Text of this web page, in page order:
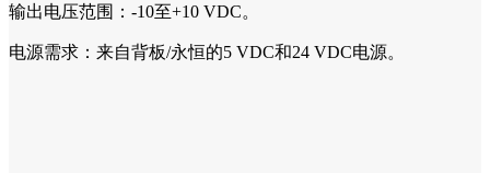
输出电压范围：-10至+10 VDC。
电源需求：来自背板/永恒的5 VDC和24 VDC电源。